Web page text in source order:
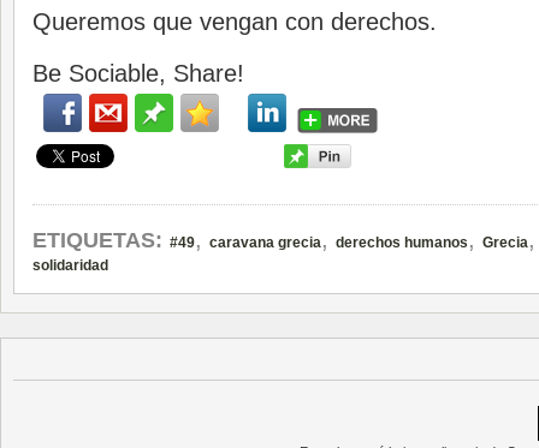
Queremos que vengan con derechos.
Be Sociable, Share!
ETIQUETAS: #49, caravana grecia, derechos humanos , Grecia
solidaridad